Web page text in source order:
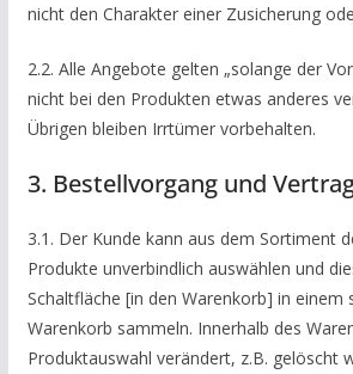
nicht den Charakter einer Zusicherung
2.2. Alle Angebote gelten „solange der
nicht bei den Produkten etwas anderes
Übrigen bleiben Irrtümer vorbehalten.
3. Bestellvorgang und
3.1. Der Kunde kann aus dem Sortiment
Produkte unverbindlich auswählen und
Schaltfläche [in den Warenkorb] in einem
Warenkorb sammeln. Innerhalb des
Produktauswahl verändert, z.B. gelöscht